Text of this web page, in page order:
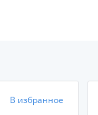
В избранное